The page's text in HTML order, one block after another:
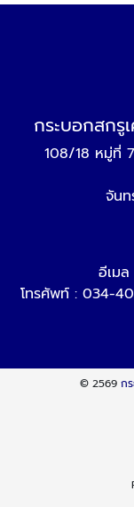
กระบอกสก
108/18 หมู่ที่
จันท
อีเมล
โทรศัพท์ : 034-
© 2569 ก